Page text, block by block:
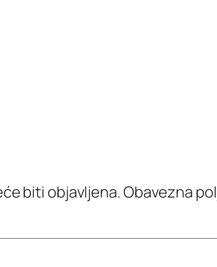
biti objavljena.Obavezna